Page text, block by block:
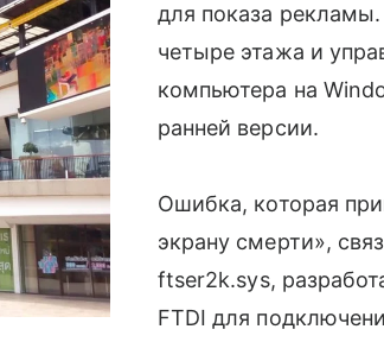
для показа
четыре этажа и
компьютера на
ранней версии.
Ошибка, которая
экрану смерти»,
ftser2k.sys,
FTDI для